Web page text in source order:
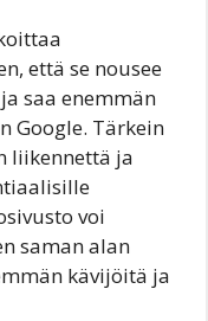
että se nousee
saa enemmän
Google. Tärkein
liikennettä ja
voi
saman alan
kävijöitä ja